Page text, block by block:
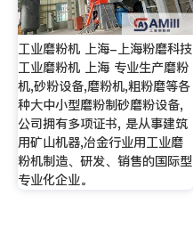
工业磨粉机 上海-上海粉磨科技
工业磨粉机 上海 专业生产磨粉
机,砂粉设备,磨粉机,粗粉磨等各
种大中小型磨粉制砂磨粉设备,
公司拥有多项证书, 是从事建筑
用矿山机器,冶金行业用工业磨
粉机制造、研发、销售的国际型
专业化企业。